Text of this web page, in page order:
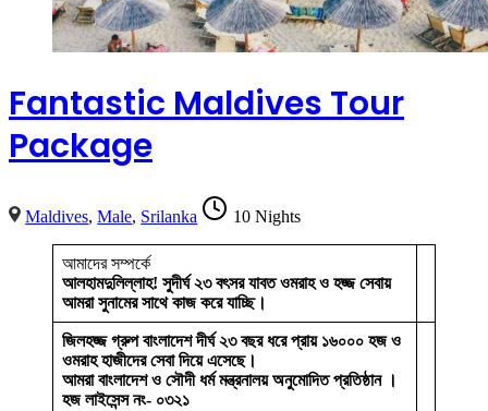
Fantastic Maldives Tour
Package
Maldives,Male, Srilanka 10 Nights
আমাদের সম্পর্কে
আলহামদুলিল্লাহ! সুদীর্ঘ ২৩ বৎসর যাবত ওমরাহ ও হজ্জ সেবায়
আমরা সুনামের সাথে কাজ করে যাচ্ছি।
জিলহজ্জ গ্রুপ বাংলাদেশ দীর্ঘ ২৩ বছর ধরে প্রায় ১৬০০০ হজ ও
ওমরাহ হাজীদের সেবা দিয়ে এসেছে।
আমরা বাংলাদেশ ও সৌদী ধর্ম মন্ত্রনালয় অনুমোদিত প্রতিষ্ঠান ।
হজ লাইসেন্স নং- ০৩২১